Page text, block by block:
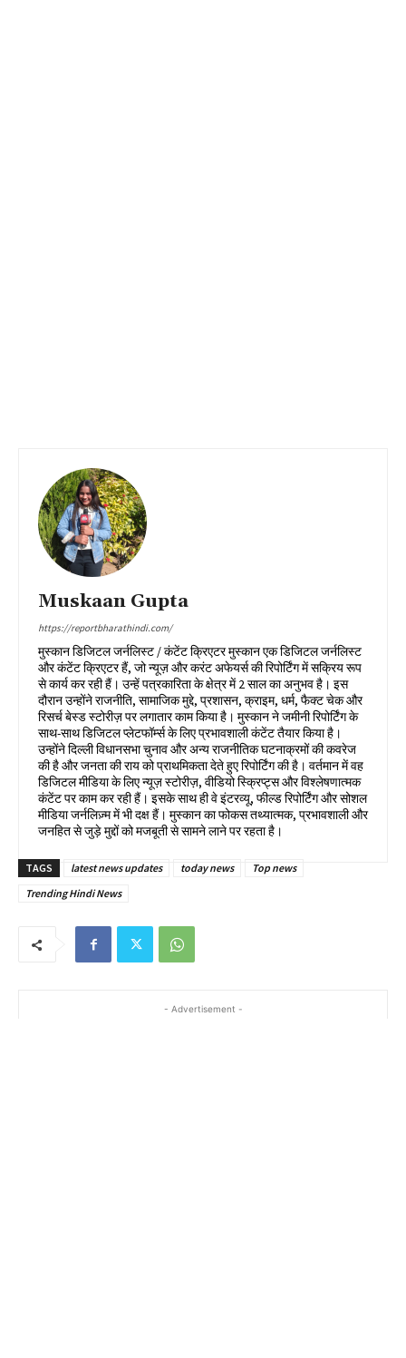
Muskaan Gupta
https://reportbharathindi.com/
मुस्कान डिजिटल जर्नलिस्ट / कंटेंट क्रिएटर मुस्कान एक डिजिटल जर्नलिस्ट
और कंटेंट क्रिएटर हैं, जो न्यूज़ और करंट अफेयर्स की रिपोर्टिंग में सक्रिय रूप
से कार्य कर रही हैं। उन्हें पत्रकारिता के क्षेत्र में 2 साल का अनुभव है। इस
दौरान उन्होंने राजनीति, सामाजिक मुद्दे, प्रशासन, क्राइम, धर्म, फैक्ट चेक और
रिसर्च बेस्ड स्टोरीज़ पर लगातार काम किया है। मुस्कान ने जमीनी रिपोर्टिंग के
साथ-साथ डिजिटल प्लेटफॉर्म्स के लिए प्रभावशाली कंटेंट तैयार किया है।
उन्होंने दिल्ली विधानसभा चुनाव और अन्य राजनीतिक घटनाक्रमों की कवरेज
की है और जनता की राय को प्राथमिकता देते हुए रिपोर्टिंग की है। वर्तमान में वह
डिजिटल मीडिया के लिए न्यूज़ स्टोरीज़, वीडियो स्क्रिप्ट्स और विश्लेषणात्मक
कंटेंट पर काम कर रही हैं। इसके साथ ही वे इंटरव्यू, फील्ड रिपोर्टिंग और सोशल
मीडिया जर्नलिज़्म में भी दक्ष हैं। मुस्कान का फोकस तथ्यात्मक, प्रभावशाली और
जनहित से जुड़े मुद्दों को मजबूती से सामने लाने पर रहता है।
TAGS latest news updates today news
Top news
Trending Hindi News
- Advertisement -